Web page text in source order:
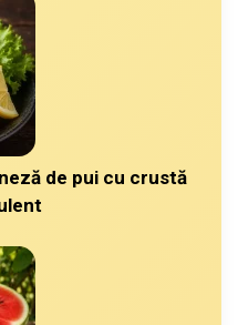
de pui cu crustă